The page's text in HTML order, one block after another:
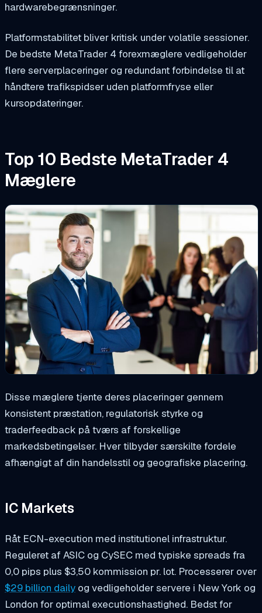
hardwarebegrænsninger.
Platformstabilitet bliver kritisk under volatile sessioner.
De bedste MetaTrader 4 forexmæglere vedligeholder
flere serverplaceringer og redundant forbindelse til at
håndtere trafikspidser uden platformfryse eller
kursopdateringer.
Top 10 Bedste MetaTrader 4
Mæglere
Disse mæglere tjente deres placeringer gennem
konsistent præstation, regulatorisk styrke og
traderfeedback på tværs af forskellige
markedsbetingelser. Hver tilbyder særskilte fordele
afhængigt af din handelsstil og geografiske placering.
IC Markets
Råt ECN-execution med institutionel infrastruktur.
Reguleret af ASIC og CySEC med typiske spreads fra
0,0 pips plus $3,50 kommission pr. lot. Processerer over
$29 billion daily og vedligeholder servere i New York og
London for optimal executionshastighed. Bedst for